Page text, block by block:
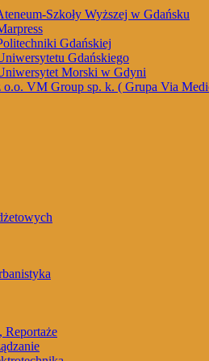
Szkoły Wyższej w Gdańsku
Gdańskiej
Gdańskiego
Morski w Gdyni
VM Group sp. k. ( Grupa Via
Reportaże